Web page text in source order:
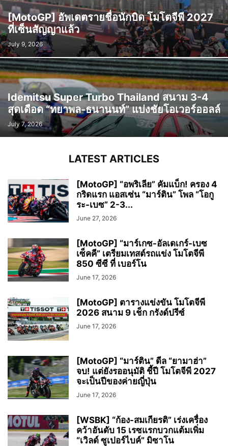
[MotoGP] อัพเดตรายชื่อนักบิด โมโตจีพี 2027
ที่เซ็นสัญญาแล้ว
July 9, 2026
Idemitsu Super Turbo Thailand สนาม 3-4
สุดเดือด “ทยาพล-ธนานนท์” แบ่งชัยโอเวอร์ออลล์
July 7, 2026
LATEST ARTICLES
[MotoGP] “อพริเลีย” คัมแบ็ก! ครอง 4
กริดแรก แอสเซ่น “มาร์ติน” โพล “โอกู
ระ-เบซ” 2-3...
June 27, 2026
[MotoGP] “มาร์เกซ-อัลเดเกร์-เบซ
เซ็คคี” เตรียมเทสต์รถแข่ง โมโตจีพี
850 ซีซี ที่ เบอร์โน
June 17, 2026
[MotoGP] ตารางแข่งขัน โมโตจีพี
2026 สนาม 9 เช็ก กรังด์ปรีซ์
June 17, 2026
[MotoGP] “มาร์ติน” ดีล “ยามาฮ่า”
จบ! แต่ยังรออนุมัติ ชี้ปี โมโตจีพี 2027
จะเป็นปีของค่ายญี่ปุ่น
June 17, 2026
[WSBK] “ก้อง-สมเกียรติ” เร่งเครื่อง
คว้าอันดับ 15 เรซแรกบวกแต้มเพิ่ม
“เวิลด์ ซูเปอร์ไบค์” มิซาโน